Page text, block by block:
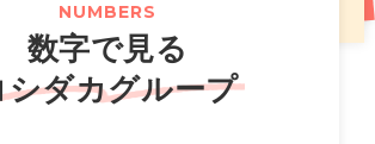
適時開示
四半期 決算補足説明資料
一覧
平岸エリアに新たなエンタメ空間が誕
NUMBERS
数字で見る
シダカグループ